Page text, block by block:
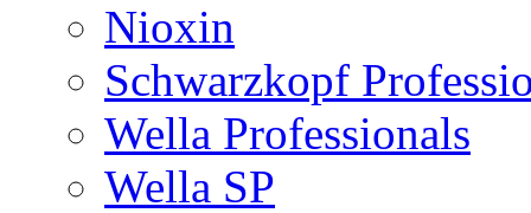
Nioxin
Schwarzkopf
Wella Professionals
Wella SP